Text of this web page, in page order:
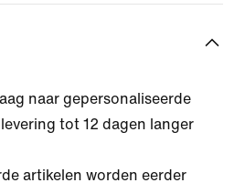
naar gepersonaliseerde
tot 12 dagen langer
artikelen worden eerder